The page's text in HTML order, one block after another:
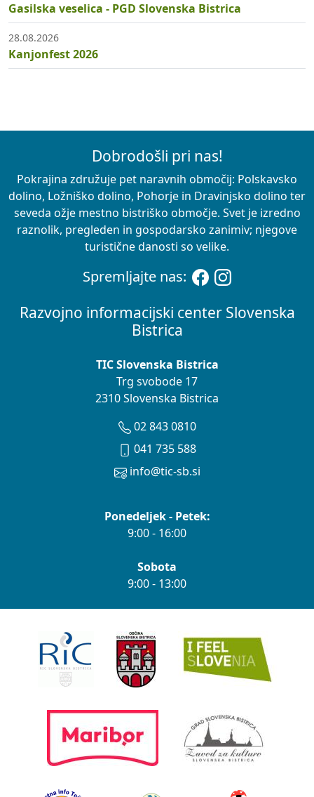
Gasilska veselica - PGD Slovenska Bistrica
28.08.2026
Kanjonfest 2026
Razvojno informacijski center Slovenska
Bistrica
TIC Slovenska Bistrica
Trg svobode 17
2310 Slovenska Bistrica
02 843 0810
041 735 588
info@tic-sb.si
Ponedeljek - Petek:
9:00 - 16:00
Sobota
9:00 - 13:00
Dobrodošli pri nas!
Pokrajina združuje pet naravnih območij: Polskavsko
dolino, Ložniško dolino, Pohorje in Dravinjsko dolino ter
seveda ožje mestno bistriško območje. Svet je izredno
raznolik, pregleden in gospodarsko zanimiv; njegove
turistične danosti so velike.
Spremljajte nas: